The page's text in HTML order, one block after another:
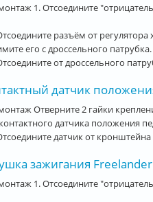
1. Отсоедините
разъём от
его с дроссельного патрубка.
от дроссельного
датчик
Отверните 2 гайки
датчика положения
датчик от
зажигания Freelander
1. Отсоедините